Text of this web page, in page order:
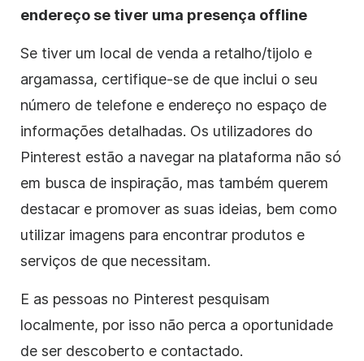
endereço se tiver uma presença offline
Se tiver um local de venda a retalho/tijolo e
argamassa, certifique-se de que inclui o seu
número de telefone e endereço no espaço de
informações detalhadas. Os utilizadores do
Pinterest estão a navegar na plataforma não só
em busca de inspiração, mas também querem
destacar e promover as suas ideias, bem como
utilizar imagens para encontrar produtos e
serviços de que necessitam.
E as pessoas no Pinterest pesquisam
localmente, por isso não perca a oportunidade
de ser descoberto e contactado.